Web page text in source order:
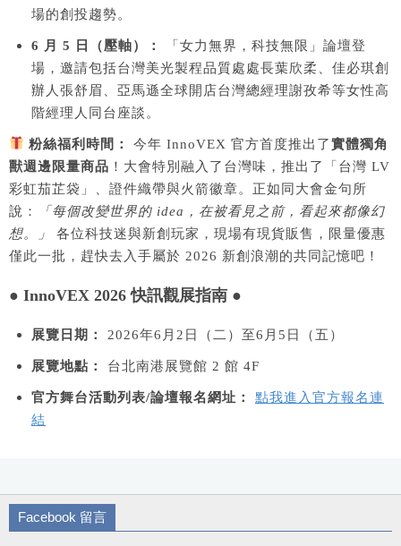
場的創投趨勢。
6 月 5 日（壓軸）：
「女力無界，科技無限」論壇登
場，邀請包括台灣美光製程品質處處長葉欣柔、佳必琪創
辦人張舒眉、亞馬遜全球開店台灣總經理謝孜希等女性高
階經理人同台座談。
粉絲福利時間： 今年 InnoVEX 官方首度推出了實體獨角
獸週邊限量商品 ！大會特別融入了台灣味，推出了「台灣 LV
彩虹茄芷袋」、證件織帶與火箭徽章。正如同大會金句所
說：
「每個改變世界的 idea，在被看見之前，看起來都像幻
想。」
各位科技迷與新創玩家，現場有現貨販售，限量優惠
僅此一批，趕快去入手屬於 2026 新創浪潮的共同記憶吧！
● InnoVEX 2026 快訊觀展指南 ●
展覽日期： 2026年6月2日（二）至6月5日（五）
展覽地點： 台北南港展覽館 2 館 4F
官方舞台活動列表/論壇報名網址：
點我進入官方報名連
結
Facebook 留言